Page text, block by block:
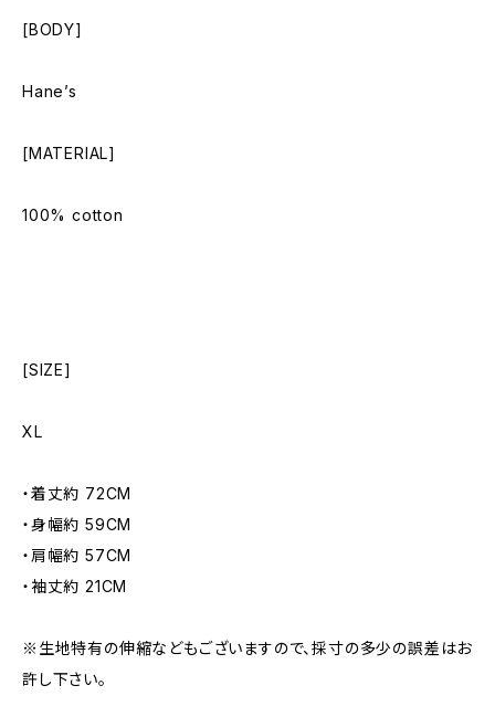
[BODY]
Hane’s
[MATERIAL]
100% cotton
[SIZE]
XL
・着丈約 72CM
・身幅約 59CM
・肩幅約 57CM
・袖丈約 21CM
※生地特有の伸縮などもございますので、採寸の多少の誤差はお
許し下さい。